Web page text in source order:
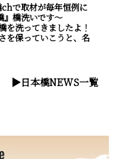
で取材が毎年恒例に
』橋洗いです～
を洗ってきましたよ！
を保っていこうと、名
▶︎日本橋NEWS一覧